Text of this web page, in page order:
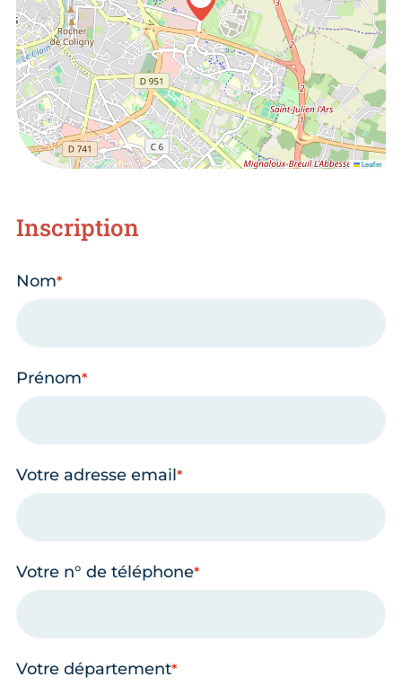
Leaflet
Inscription
Nom
Prénom
Votre adresse email
Votre n° de téléphone
Votre département